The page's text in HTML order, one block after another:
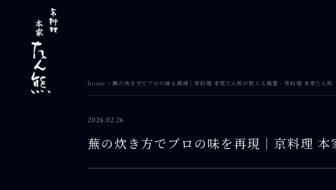
home > 蕪の炊き方でプロの味を再現｜京料理 本家たん熊が教える極意 - 京料理 本家たん熊
2026.02.26
蕪の炊き方でプロの味を再現｜京料理